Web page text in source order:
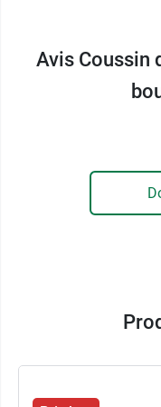
Housse
ultrasons.
Composition
Dispositif
Conditionnement
Avis Coussin